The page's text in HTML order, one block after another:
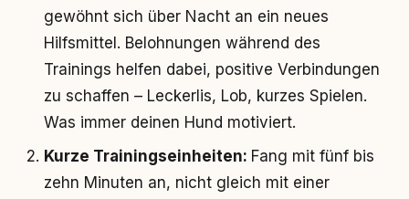
gewöhnt sich über Nacht an ein neues
Hilfsmittel. Belohnungen während des
Trainings helfen dabei, positive Verbindungen
zu schaffen – Leckerlis, Lob, kurzes Spielen.
Was immer deinen Hund motiviert.
Kurze Trainingseinheiten: Fang mit fünf bis
zehn Minuten an, nicht gleich mit einer